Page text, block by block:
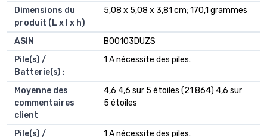
Dimensions du
produit (L x l x h)
‎5,08 x 5,08 x 3,81 cm; 170,1 grammes
ASIN
‎B00103DUZS
Pile(s) /
Batterie(s) :
1 A nécessite des piles.
Moyenne des
commentaires
client
4,6 4,6 sur 5 étoiles (21 864) 4,6 sur
5 étoiles
Pile(s) /
1 A nécessite des piles.